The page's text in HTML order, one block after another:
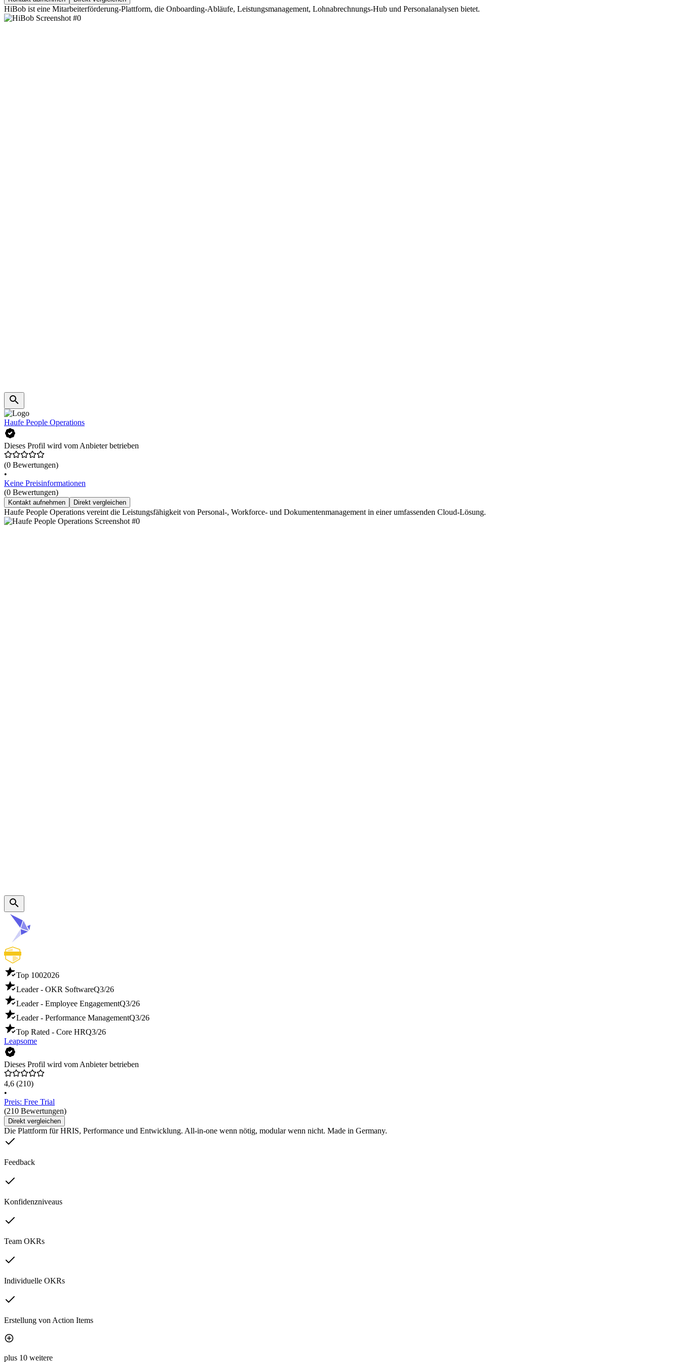
HiBob ist eine Mitarbeiterförderung-Plattform, die Onboarding-Abläufe, Leistungsmanagement, Lohnabrechnungs-Hub und Personalanalysen bietet.
Haufe People Operations
Dieses Profil wird vom Anbieter betrieben
(0 Bewertungen)
•
Keine Preisinformationen
(0 Bewertungen)
Kontakt aufnehmen Direkt vergleichen
Haufe People Operations vereint die Leistungsfähigkeit von Personal-, Workforce- und Dokumentenmanagement in einer umfassenden Cloud-Lösung.
Top 1002026
Leader - OKR SoftwareQ3/26
Leader - Employee EngagementQ3/26
Leader - Performance ManagementQ3/26
Top Rated - Core HRQ3/26
Leapsome
Dieses Profil wird vom Anbieter betrieben
4,6 (210)
•
Preis: Free Trial
(210 Bewertungen)
Direkt vergleichen
Die Plattform für HRIS, Performance und Entwicklung. All-in-one wenn nötig, modular wenn nicht. Made in Germany.
Feedback
Konfidenzniveaus
Team OKRs
Individuelle OKRs
Erstellung von Action Items
plus 10 weitere